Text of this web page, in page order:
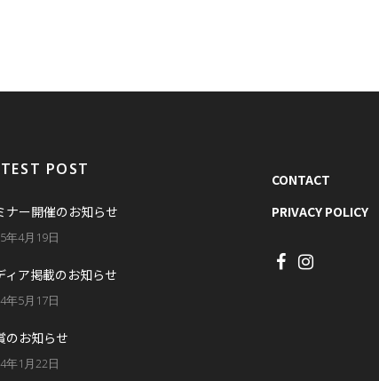
POST
ナー開催のお知らせ
年4月19日
ィア掲載のお知らせ
年5月17日
のお知らせ
年1月22日
CONTACT
PRIVACY POLICY